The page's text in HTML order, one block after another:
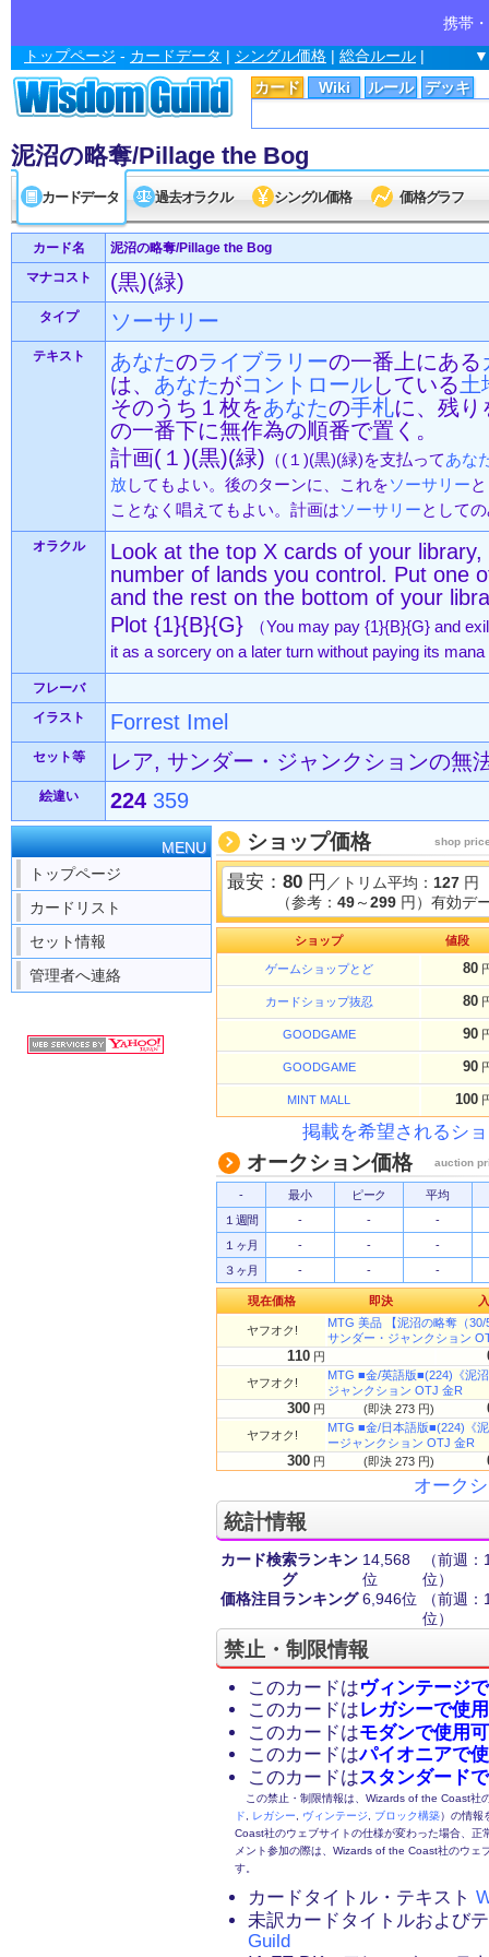
携帯
カード Wiki ルール デッキ
トップページ - カードデータ | シングル価格 | 総合ルール |
泥沼の略奪/Pillage the Bog
カードデータ 過去オラクル シングル価格 価格グラフ
カード名
泥沼の略奪/Pillage the Bog
マナコスト
(黒)(緑)
タイプ ソーサリー
テキスト あなたのライブラリーの一番上にある
は、 あなたがコントロールしている土
そのうち１枚をあなたの手札に、残り
の一番下に無作為の順番で置く。
計画(１)(黒)(緑) （(１)(黒)(緑)を支払ってあな
放してもよい。後のターンに、これをソーサリー
ことなく唱えてもよい。計画はソーサリーとして
オラクル
Look at the top X cards of your
number of lands you control. Put one
and the rest on the bottom of your
Plot {1}{B}{G}
（You may pay {1}{B}{G} and
it as a sorcery on a later turn without paying its
フレーバ
イラスト
Forrest Imel
セット等 レア, サンダー・ジャンクションの無
絵違い 224 359
MENU
トップページ
カードリスト
セット情報
管理者へ連絡
ショップ価格 shop
最安： 80 円 ／トリム平均： 127 円
（参考： 49～299 円）有効デ
ショップ 値段
ゲームショップとど 80
カードショップ抜忍 80
GOODGAME 90
GOODGAME 90
MINT MALL 100
掲載を希望されるシ
オークション価格 auction
- 最小 ピーク
平均
１週間
- -
-
１ヶ月
- -
-
３ヶ月
- - -
現在価格 即決
ヤフオク!
MTG 美品 【泥沼の略奪（
サンダー・ジャンクション
110 円
ヤフオク!
MTG ■金/英語版■(224)《泥
ジャンクション OTJ 金R
300 円 (即決 273 円)
ヤフオク!
MTG ■金/日本語版■(224)《
ージャンクション OTJ 金R
300 円 (即決 273 円)
オーク
統計情報
カード検索ランキン
グ
14,568
位
（前週
位）
価格注目ランキング 6,946位
（前週
位）
禁止・制限情報
このカードはヴィンテージ
このカードはレガシーで使
このカードはモダンで使用
このカードはパイオニアで
このカードはスタンダード
この禁止・制限情報は、Wizards of the Coast社
ド
レガシー ヴィンテージ ブロック構築）の情報
Coast社のウェブサイトの仕様が変わった場合、
メント参加の際は、Wizards of the Coast社のウェ
す。
カードタイトル・テキスト
未訳カードタイトルおよび
Guild